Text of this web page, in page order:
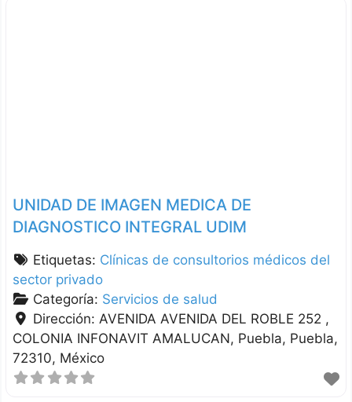
UNIDAD DE IMAGEN MEDICA DE
DIAGNOSTICO INTEGRAL UDIM
Etiquetas: Clínicas de consultorios médicos del
sector privado
Categoría: Servicios de salud
Dirección: AVENIDA AVENIDA DEL ROBLE 252 ,
COLONIA INFONAVIT AMALUCAN Puebla Puebla
72310 México